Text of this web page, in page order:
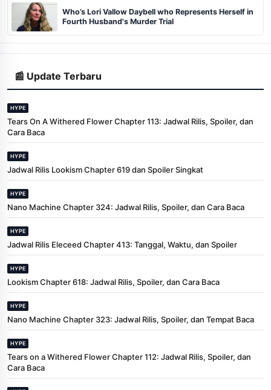
Who’s Lori Vallow Daybell who Represents Herself in
Fourth Husband's Murder Trial
📰 Update Terbaru
HYPE
Tears On A Withered Flower Chapter 113: Jadwal Rilis, Spoiler, dan
Cara Baca
HYPE
Jadwal Rilis Lookism Chapter 619 dan Spoiler Singkat
HYPE
Nano Machine Chapter 324: Jadwal Rilis, Spoiler, dan Cara Baca
HYPE
Jadwal Rilis Eleceed Chapter 413: Tanggal, Waktu, dan Spoiler
HYPE
Lookism Chapter 618: Jadwal Rilis, Spoiler, dan Cara Baca
HYPE
Nano Machine Chapter 323: Jadwal Rilis, Spoiler, dan Tempat Baca
HYPE
Tears on a Withered Flower Chapter 112: Jadwal Rilis, Spoiler, dan
Cara Baca